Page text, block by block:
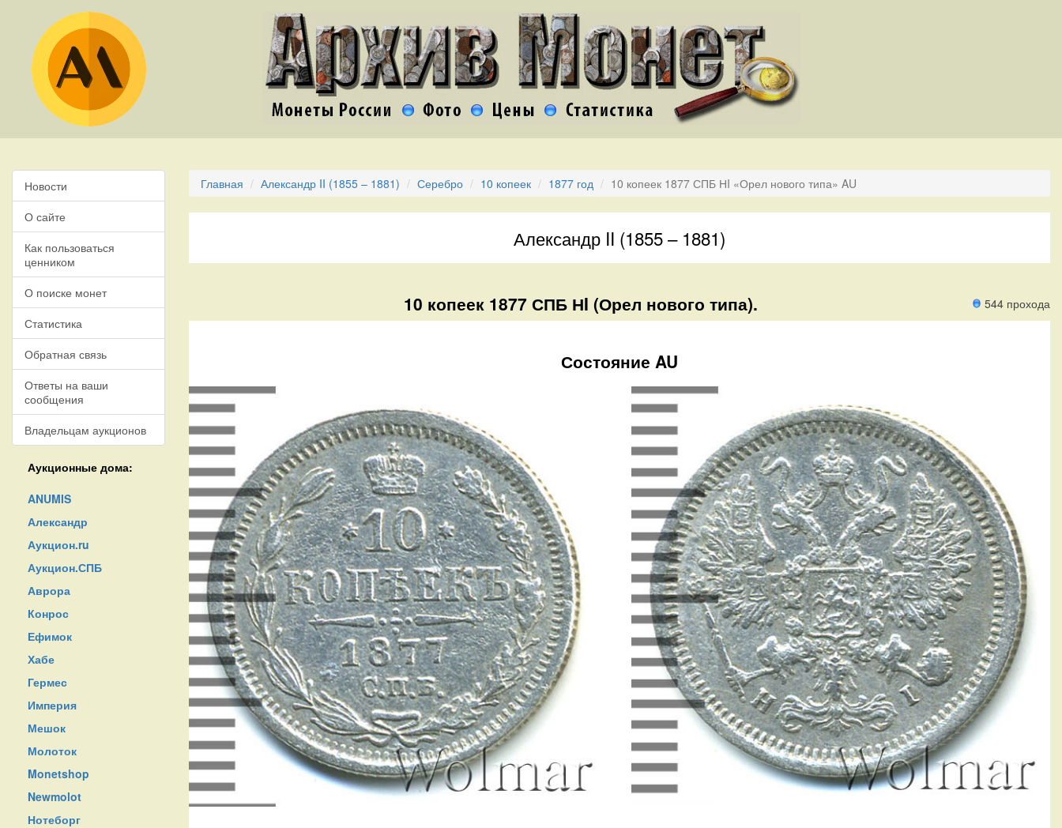
Новости
О сайте
Как пользоваться
ценником
О поиске монет
Статистика
Обратная связь
Ответы на ваши
сообщения
Владельцам аукционов
Аукционные дома:
ANUMIS
Александр
Аукцион.ru
Аукцион.СПБ
Аврора
Конрос
Ефимок
Хабе
Гермес
Империя
Мешок
Молоток
Monetshop
Newmolot
Нотеборг
Главная Александр II (1855 – 1881) Серебро 10 копеек 1877 год 10 копеек 1877 СПБ НI «Орел нового типа» AU
Александр II (1855 – 1881)
544 прохода
10 копеек 1877 СПБ НI (Орел нового типа).
Состояние AU